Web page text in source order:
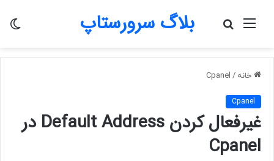
بلاگ سرورستاپ منو
جستجو
خانه /
Cpanel
Cpanel
غیرفعال کردن Default Address در
Cpanel